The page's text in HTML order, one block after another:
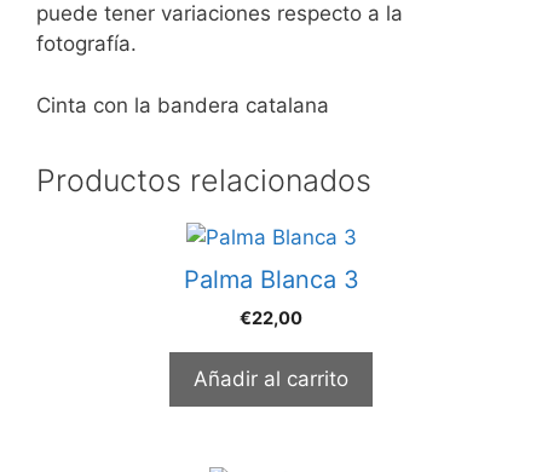
puede tener variaciones respecto a la
fotografía.
Cinta con la bandera catalana
Productos relacionados
Palma Blanca 3
€22,00
Añadir al carrito